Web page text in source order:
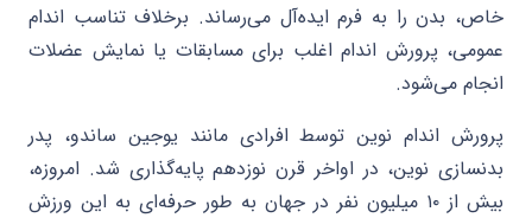
خاص، بدن را به فرم ایده‌آل می‌رساند. برخلاف تناسب اندام
عمومی، پرورش اندام اغلب برای مسابقات یا نمایش عضلات
انجام می‌شود.
پرورش اندام نوین توسط افرادی مانند یوجین ساندو، پدر
بدنسازی نوین، در اواخر قرن نوزدهم پایه‌گذاری شد. امروزه،
بیش از ۱۰ میلیون نفر در جهان به طور حرفه‌ای به این ورزش